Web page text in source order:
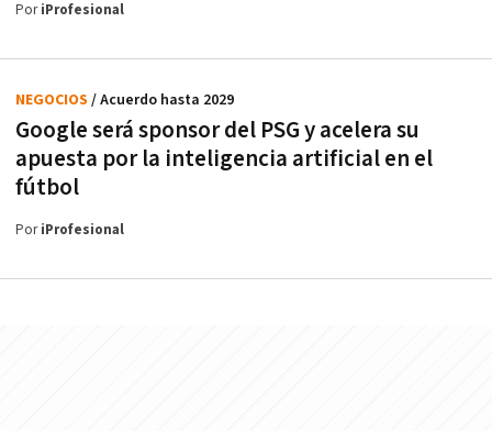
PoriProfesional
Google será sponsor del PSG y acelera su
apuesta por la inteligencia artificial en el
fútbol
NEGOCIOS / Acuerdo hasta 2029
PoriProfesional